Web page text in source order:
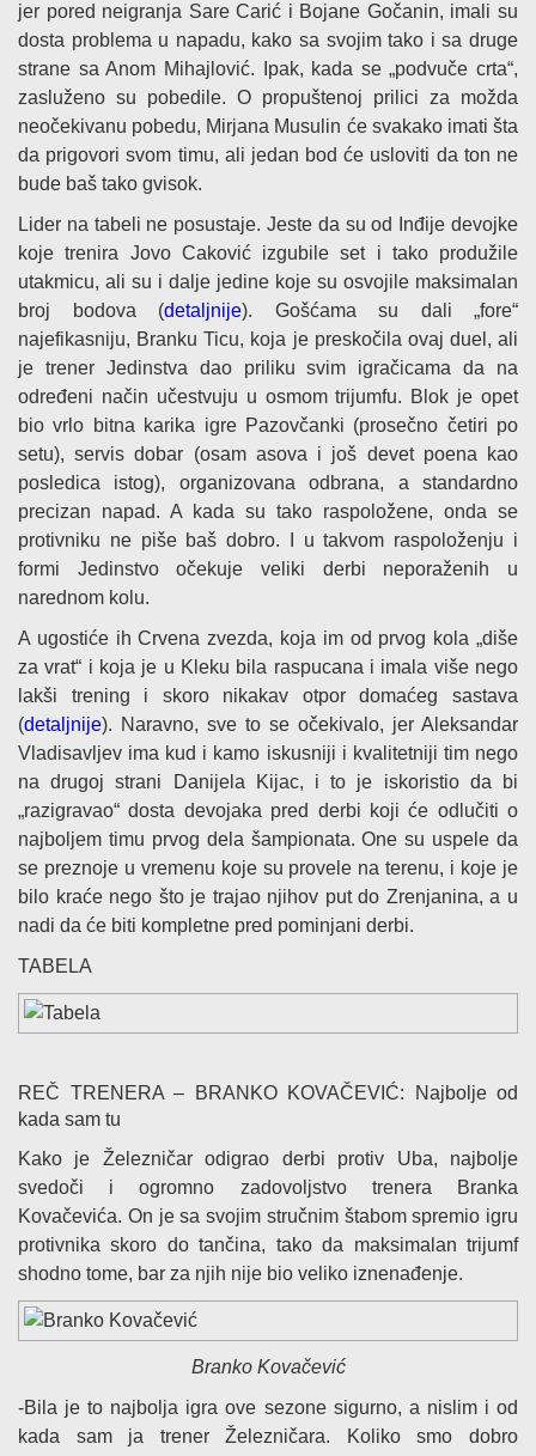
jer pored neigranja Sare Carić i Bojane Gočanin, imali su
dosta problema u napadu, kako sa svojim tako i sa druge
strane sa Anom Mihajlović. Ipak, kada se „podvuče crta“,
zasluženo su pobedile. O propuštenoj prilici za možda
neočekivanu pobedu, Mirjana Musulin će svakako imati šta
da prigovori svom timu, ali jedan bod će usloviti da ton ne
bude baš tako gvisok.
Lider na tabeli ne posustaje. Jeste da su od Inđije devojke
koje trenira Jovo Caković izgubile set i tako produžile
utakmicu, ali su i dalje jedine koje su osvojile maksimalan
broj bodova (detaljnije). Gošćama su dali „fore“
najefikasniju, Branku Ticu, koja je preskočila ovaj duel, ali
je trener Jedinstva dao priliku svim igračicama da na
određeni način učestvuju u osmom trijumfu. Blok je opet
bio vrlo bitna karika igre Pazovčanki (prosečno četiri po
setu), servis dobar (osam asova i još devet poena kao
posledica istog), organizovana odbrana, a standardno
precizan napad. A kada su tako raspoložene, onda se
protivniku ne piše baš dobro. I u takvom raspoloženju i
formi Jedinstvo očekuje veliki derbi neporaženih u
narednom kolu.
A ugostiće ih Crvena zvezda, koja im od prvog kola „diše
za vrat“ i koja je u Kleku bila raspucana i imala više nego
lakši trening i skoro nikakav otpor domaćeg sastava
(detaljnije). Naravno, sve to se očekivalo, jer Aleksandar
Vladisavljev ima kud i kamo iskusniji i kvalitetniji tim nego
na drugoj strani Danijela Kijac, i to je iskoristio da bi
„razigravao“ dosta devojaka pred derbi koji će odlučiti o
najboljem timu prvog dela šampionata. One su uspele da
se preznoje u vremenu koje su provele na terenu, i koje je
bilo kraće nego što je trajao njihov put do Zrenjanina, a u
nadi da će biti kompletne pred pominjani derbi.
TABELA
REČ TRENERA – BRANKO KOVAČEVIĆ: Najbolje od
kada sam tu
Kako je Železničar odigrao derbi protiv Uba, najbolje
svedoči i ogromno zadovoljstvo trenera Branka
Kovačevića. On je sa svojim stručnim štabom spremio igru
protivnika skoro do tančina, tako da maksimalan trijumf
shodno tome, bar za njih nije bio veliko iznenađenje.
Branko Kovačević
-Bila je to najbolja igra ove sezone sigurno, a nislim i od
kada sam ja trener Železničara. Koliko smo dobro